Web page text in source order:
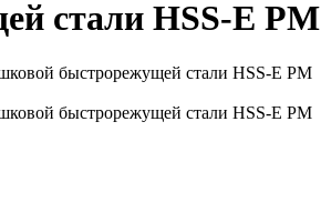
стали HSS-E PM